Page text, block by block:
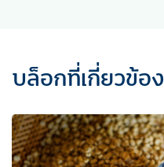
บล็อกที่เกี่ยวข้อง